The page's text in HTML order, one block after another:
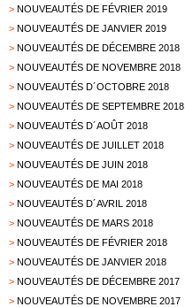
> NOUVEAUTÉS DE FÉVRIER 2019
> NOUVEAUTÉS DE JANVIER 2019
> NOUVEAUTÉS DE DÉCEMBRE 2018
> NOUVEAUTÉS DE NOVEMBRE 2018
> NOUVEAUTÉS D´OCTOBRE 2018
> NOUVEAUTÉS DE SEPTEMBRE 2018
> NOUVEAUTÉS D´AOÛT 2018
> NOUVEAUTÉS DE JUILLET 2018
> NOUVEAUTÉS DE JUIN 2018
> NOUVEAUTÉS DE MAI 2018
> NOUVEAUTÉS D´AVRIL 2018
> NOUVEAUTÉS DE MARS 2018
> NOUVEAUTÉS DE FÉVRIER 2018
> NOUVEAUTÉS DE JANVIER 2018
> NOUVEAUTÉS DE DÉCEMBRE 2017
> NOUVEAUTÉS DE NOVEMBRE 2017